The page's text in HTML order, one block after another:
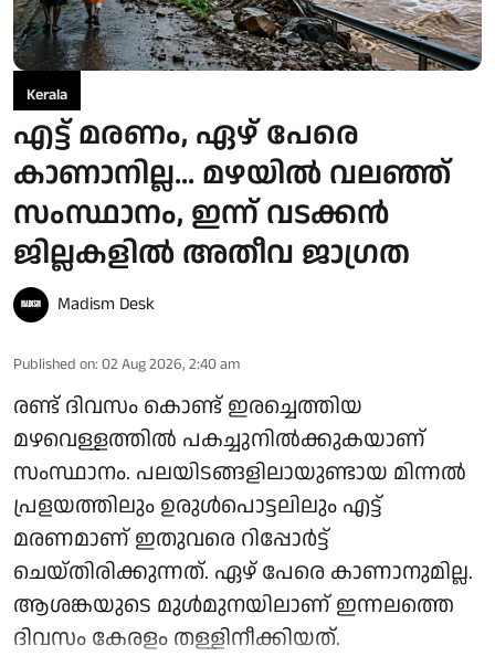
Kerala
എട്ട് മരണം, ഏഴ് പേരെ
കാണാനില്ല... മഴയിൽ വലഞ്ഞ്
സംസ്ഥാനം, ഇന്ന് വടക്കൻ
ജില്ലകളിൽ അതീവ ജാഗ്രത
Madism Desk
Published on: 02 Aug 2026, 2:40 am
രണ്ട് ദിവസം കൊണ്ട് ഇരച്ചെത്തിയ
മഴവെള്ളത്തിൽ പകച്ചുനിൽക്കുകയാണ്
സംസ്ഥാനം. പലയിടങ്ങളിലായുണ്ടായ മിന്നൽ
പ്രളയത്തിലും ഉരുൾപൊട്ടലിലും എട്ട്
മരണമാണ് ഇതുവരെ റിപ്പോർട്ട്
ചെയ്തിരിക്കുന്നത്. ഏഴ് പേരെ കാണാനുമില്ല.
ആശങ്കയുടെ മുൾമുനയിലാണ് ഇന്നലത്തെ
ദിവസം കേരളം തള്ളിനീക്കിയത്.